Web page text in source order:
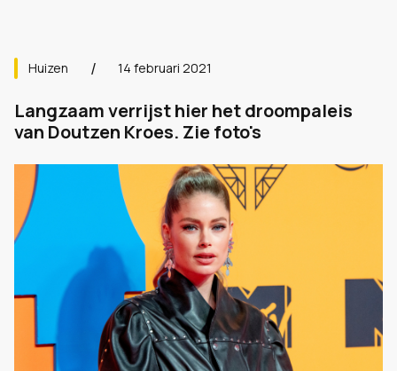
Huizen 14 februari 2021
Langzaam verrijst hier het droompaleis
van Doutzen Kroes. Zie foto's